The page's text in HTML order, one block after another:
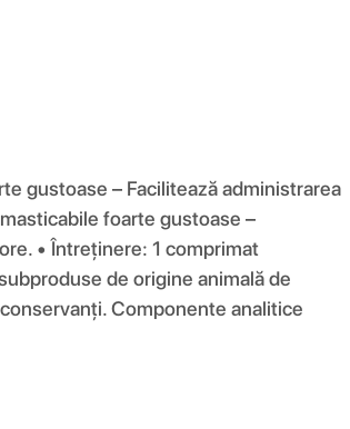
gustoase – Facilitează administrarea
foarte gustoase –
• Întreținere: 1 comprimat
de origine animală de
Componente analitice